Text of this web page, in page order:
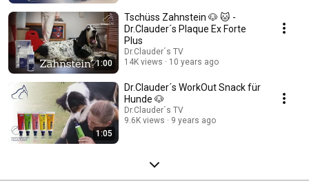
1:00
Tschüss Zahnstein 🐶 🐱 -
Dr.Clauder´s Plaque Ex Forte
Plus
Dr.Clauder´s TV
14K views
10 years ago
1:05
Dr.Clauder´s WorkOut Snack für
Hunde 🐶
Dr.Clauder´s TV
9.6K views
9 years ago